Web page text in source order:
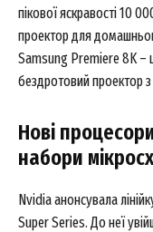
пікової яскравості 10
проектор для
Samsung Premiere 8K –
бездротовий проектор
Нові
набори
Nvidia анонсувала
Super Series. До неї